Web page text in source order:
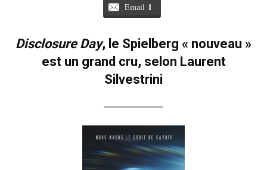
Email 1
Disclosure Day, le Spielberg « nouveau »
est un grand cru, selon Laurent
Silvestrini